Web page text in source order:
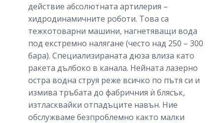
действие абсолютната артилерия –
хидродинамичните роботи. Това са
тежкотоварни машини, нагнетяващи вода
под екстремно налягане (често над 250 – 300
бара). Специализираната дюза влиза като
ракета дълбоко в канала. Нейната лазерно
остра водна струя реже всичко по пътя си и
измива тръбата до фабричния ѝ блясък,
изтласквайки отпадъците навън. Ние
обслужваме безпроблемно както малки